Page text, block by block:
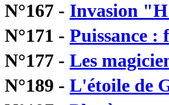
N°167 - Invasion
N°171 - Puissance :
N°177 - Les
N°189 - L'étoile de